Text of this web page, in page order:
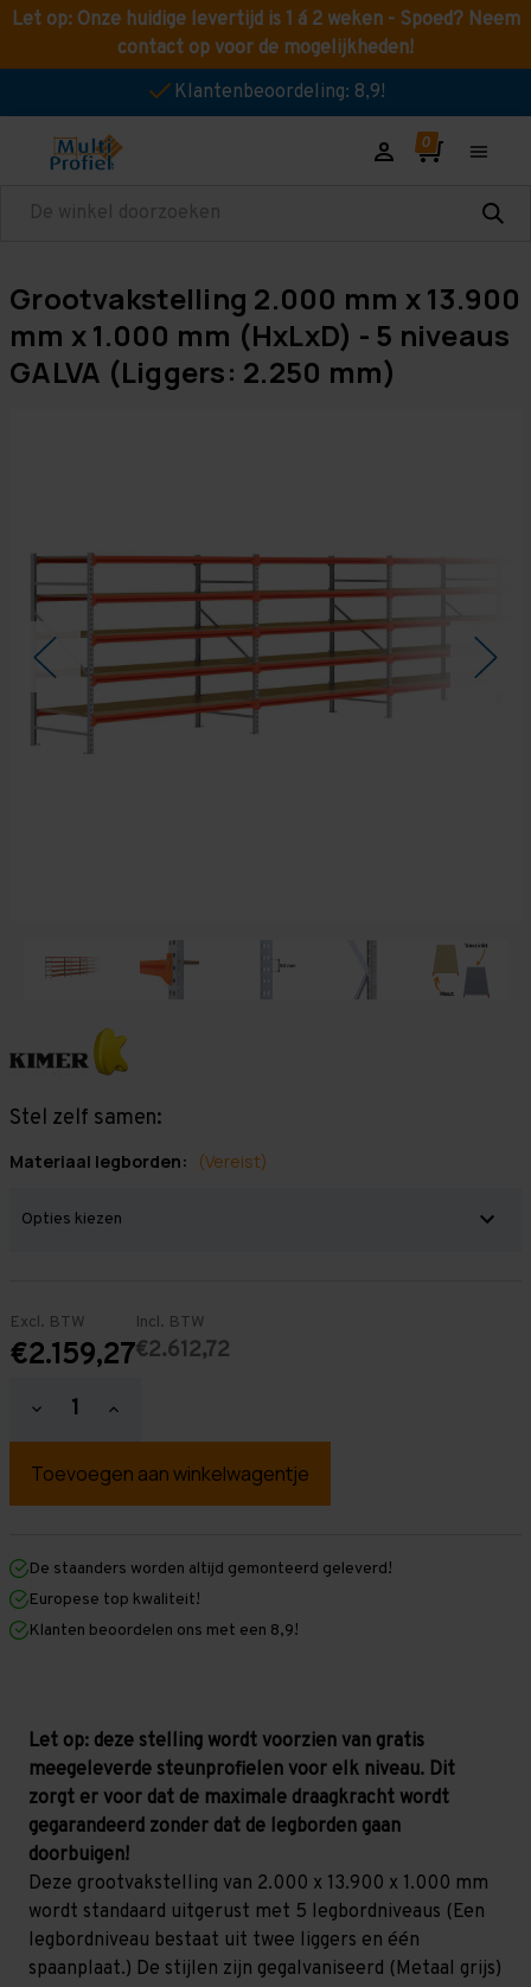
Let op: Onze huidige levertijd is 1 á 2 weken - Spoed? Neem
contact op voor de mogelijkheden!
Klantenbeoordeling: 8,9!
Zoeken
Grootvakstelling 2.000 mm x 13.900
mm x 1.000 mm (HxLxD) - 5 niveaus
GALVA (Liggers: 2.250 mm)
Stel zelf samen:
Materiaal legborden: (Vereist)
Excl. BTW
€2.159,27
Incl. BTW
€2.612,72
Hoeveelheid
verlagen
Grootvakstelling
mm
mm
x
1.000
mm
(Liggers:
2.250
mm)
Hoeveelheid
verhogen
Grootvakstelling
mm
mm
1.000
mm
(Liggers:
2.250
mm)
De staanders worden altijd gemonteerd geleverd!
Europese top kwaliteit!
Klanten beoordelen ons met een 8,9!
Let op: deze stelling wordt voorzien van gratis
meegeleverde steunprofielen voor elk niveau. Dit
zorgt er voor dat de maximale draagkracht wordt
gegarandeerd zonder dat de legborden gaan
doorbuigen!
Deze grootvakstelling van 2.000 x 13.900 x 1.000 mm
wordt standaard uitgerust met 5 legbordniveaus (Een
legbordniveau bestaat uit twee liggers en één
spaanplaat.) De stijlen zijn gegalvaniseerd (Metaal grijs)